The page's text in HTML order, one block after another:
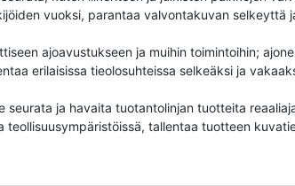
vuoksi, parantaa valvontakuvan
ajoavustukseen ja muihin toimintoihin;
erilaisissa tieolosuhteissa selkeäksi ja
seurata ja havaita tuotantolinjan tuotteita
tallentaa tuotteen